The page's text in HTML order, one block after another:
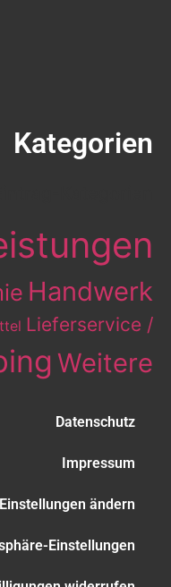
Kategorien
Handwerk
Lieferservice /
Weitere
Datenschutz
Impressum
ändern
Einstellungen